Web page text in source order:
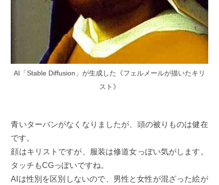
AI「Stable Diffusion」が生成した《フェルメールが描いたキリ
スト》
青いターバンがなくなりましたが、頭の被りものは健在
です。
顔はキリストですが、服装は修道女っぽい気がします。
タッチもCGっぽいですね。
AIは性別を区別しないので、男性と女性が混ざった絵が